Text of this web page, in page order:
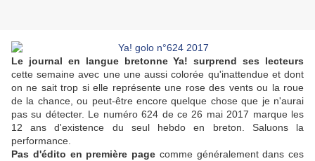
Le journal en langue bretonne Ya! surprend ses lecteurs
cette semaine avec une une aussi colorée qu'inattendue et dont
on ne sait trop si elle représente une rose des vents ou la roue
de la chance, ou peut-être encore quelque chose que je n'aurai
pas su détecter. Le numéro 624 de ce 26 mai 2017 marque les
12 ans d'existence du seul hebdo en breton. Saluons la
performance.
Pas d'édito en première page comme généralement dans ces